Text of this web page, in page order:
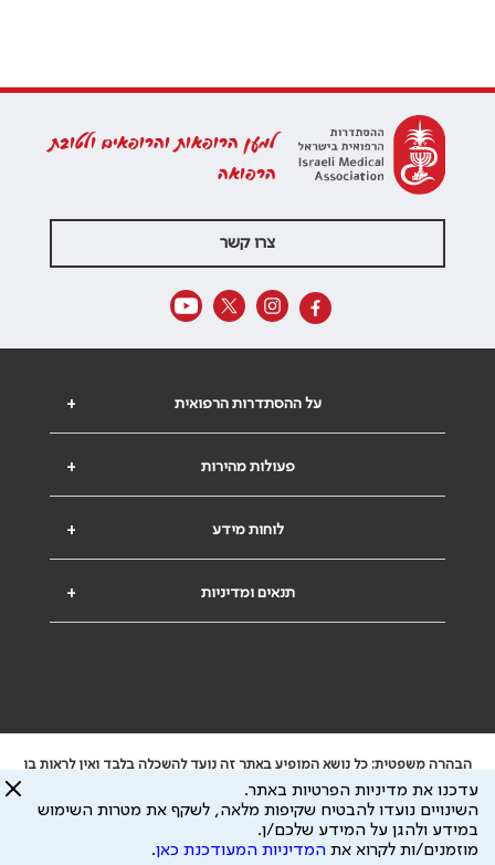
למען הרופאות והרופאים ולטובת
הרפואה
צרו קשר
+ על ההסתדרות הרפואית
+ פעולות מהירות
+ לוחות מידע
+ תנאים ומדיניות
הבהרה משפטית: כל נושא המופיע באתר זה נועד להשכלה בלבד ואין לראות בו
ייעוץ רפואי או משפטי. אין הר"י אחראית לתוכן המתפרסם באתר זה ולכל נזק
שעלול להיגרם.
ידוע לי שהר"י אוספת ושומרת מידע אישי לצורך מתן השרות וכי חלק ממנו עשוי
להיות מועבר לצדדים שלישיים, הכל בכפוף למדיניות הפרטיות
עדכנו את מדיניות הפרטיות באתר.
השינויים נועדו להבטיח שקיפות מלאה, לשקף את מטרות השימוש
במידע ולהגן על המידע שלכם/ן.
מוזמנים/ות לקרוא את המדיניות המעודכנת כאן.